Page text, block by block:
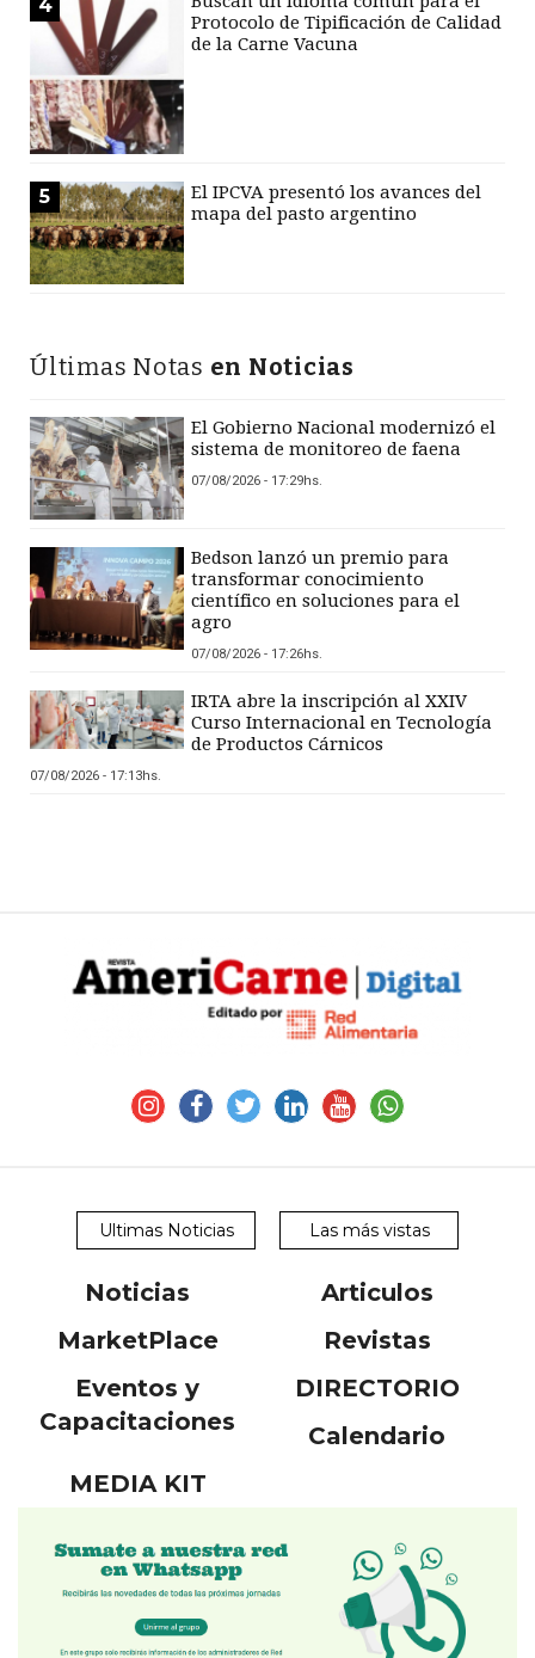
4
Protocolo de Tipificación de Calidad
de la Carne Vacuna
5
El IPCVA presentó los avances del
mapa del pasto argentino
Últimas Notas en Noticias
El Gobierno Nacional modernizó el
sistema de monitoreo de faena
07/08/2026 - 17:29hs.
Bedson lanzó un premio para
transformar conocimiento
científico en soluciones para el
agro
07/08/2026 - 17:26hs.
IRTA abre la inscripción al XXIV
Curso Internacional en Tecnología
de Productos Cárnicos
07/08/2026 - 17:13hs.
Ultimas Noticias Las más vistas
Noticias
Articulos
MarketPlace
Revistas
Eventos y
Capacitaciones
DIRECTORIO
Calendario
MEDIA KIT